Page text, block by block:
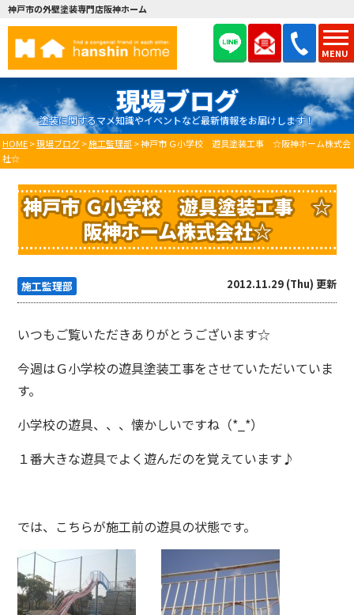
MENU
神戸市の外壁塗装専門店阪神ホーム
現場ブログ
塗装に関するマメ知識やイベントなど最新情報をお届けします！
HOME>現場ブログ>施工監理部 >神戸市 Ｇ小学校 遊具塗装工事 ☆阪神ホーム株式会
社☆
神戸市 Ｇ小学校 遊具塗装工事 ☆
阪神ホーム株式会社☆
施工監理部 2012.11.29 (Thu) 更新
いつもご覧いただきありがとうございます☆
今週はＧ小学校の遊具塗装工事をさせていただいていま
す。
小学校の遊具、、、懐かしいですね（*_*）
１番大きな遊具でよく遊んだのを覚えています♪
では、こちらが施工前の遊具の状態です。